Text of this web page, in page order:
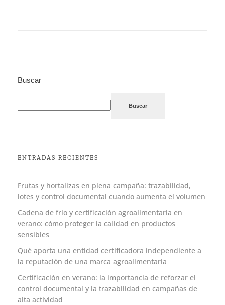
Buscar
Buscar
ENTRADAS RECIENTES
Frutas y hortalizas en plena campaña: trazabilidad,
lotes y control documental cuando aumenta el volumen
Cadena de frío y certificación agroalimentaria en
verano: cómo proteger la calidad en productos
sensibles
Qué aporta una entidad certificadora independiente a
la reputación de una marca agroalimentaria
Certificación en verano: la importancia de reforzar el
control documental y la trazabilidad en campañas de
alta actividad